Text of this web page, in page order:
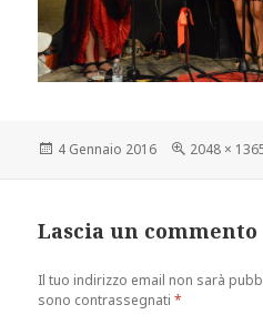
Scritto
4 Gennaio 2016 2048 ×
Lascia un commento
Il tuo indirizzo email non sarà
sono contrassegnati*